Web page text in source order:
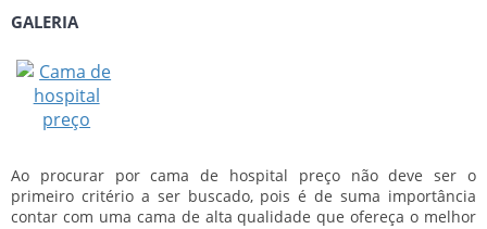
GALERIA
Ao procurar porcama de hospital preçonão deve ser o
primeiro critério a ser buscado, pois é de suma importância
contar com uma cama de alta qualidade que ofereça o melhor